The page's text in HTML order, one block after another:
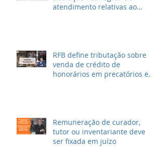
atendimento relativas ao
RFB define tributação sobre
venda de crédito de
honorários em precatórios e
Remuneração de curador,
tutor ou inventariante deve
ser fixada em juízo